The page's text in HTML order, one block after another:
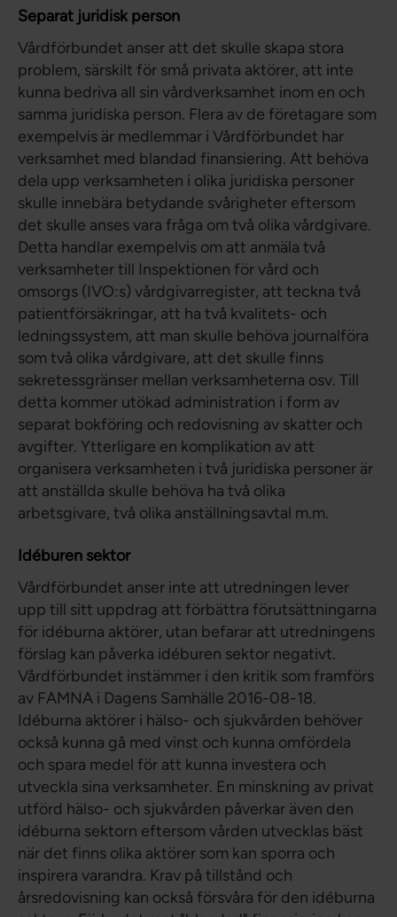
Separat juridisk person
Vårdförbundet anser att det skulle skapa stora
problem, särskilt för små privata aktörer, att inte
kunna bedriva all sin vårdverksamhet inom en och
samma juridiska person. Flera av de företagare som
exempelvis är medlemmar i Vårdförbundet har
verksamhet med blandad finansiering. Att behöva
dela upp verksamheten i olika juridiska personer
skulle innebära betydande svårigheter eftersom
det skulle anses vara fråga om två olika vårdgivare.
Detta handlar exempelvis om att anmäla två
verksamheter till Inspektionen för vård och
omsorgs (IVO:s) vårdgivarregister, att teckna två
patientförsäkringar, att ha två kvalitets- och
ledningssystem, att man skulle behöva journalföra
som två olika vårdgivare, att det skulle finns
sekretessgränser mellan verksamheterna osv. Till
detta kommer utökad administration i form av
separat bokföring och redovisning av skatter och
avgifter. Ytterligare en komplikation av att
organisera verksamheten i två juridiska personer är
att anställda skulle behöva ha två olika
arbetsgivare, två olika anställningsavtal m.m.
Idéburen sektor
Vårdförbundet anser inte att utredningen lever
upp till sitt uppdrag att förbättra förutsättningarna
för idéburna aktörer, utan befarar att utredningens
förslag kan påverka idéburen sektor negativt.
Vårdförbundet instämmer i den kritik som framförs
av FAMNA i Dagens Samhälle 2016-08-18.
Idéburna aktörer i hälso- och sjukvården behöver
också kunna gå med vinst och kunna omfördela
och spara medel för att kunna investera och
utveckla sina verksamheter. En minskning av privat
utförd hälso- och sjukvården påverkar även den
idéburna sektorn eftersom vården utvecklas bäst
när det finns olika aktörer som kan sporra och
inspirera varandra. Krav på tillstånd och
årsredovisning kan också försvåra för den idéburna